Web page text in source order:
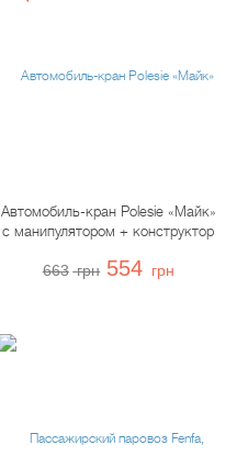
Автомобиль-кран Polesie «Майк»
с манипулятором + конструктор
663 грн 554 грн